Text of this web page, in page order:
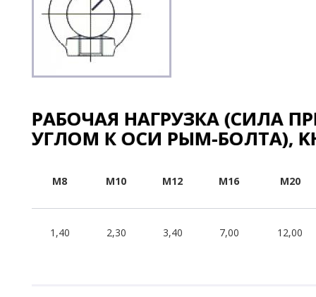
РАБОЧАЯ НАГРУЗКА (СИЛА
УГЛОМ К ОСИ РЫМ-БОЛТА),
M8 M10 M12 M16 M20
1,40 2,30 3,40 7,00 12,00